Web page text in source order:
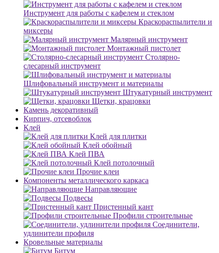
Инструмент для работы с кафелем и стеклом
Краскораспылители и
миксеры
Малярный инструмент
Монтажный пистолет
Столярно-
слесарный инструмент
Шлифовальный инструмент и материалы
Штукатурный инструмент
Щетки, крацовки
Камень декоративный
Кирпич, отсевоблок
Клей
Клей для плитки
Клей обойный
Клей ПВА
Клей потолочный
Прочие клеи
Компоненты металлического каркаса
Направляющие
Подвесы
Пристенный кант
Профили строительные
Соединители,
удлинители профиля
Кровельные материалы
Битум